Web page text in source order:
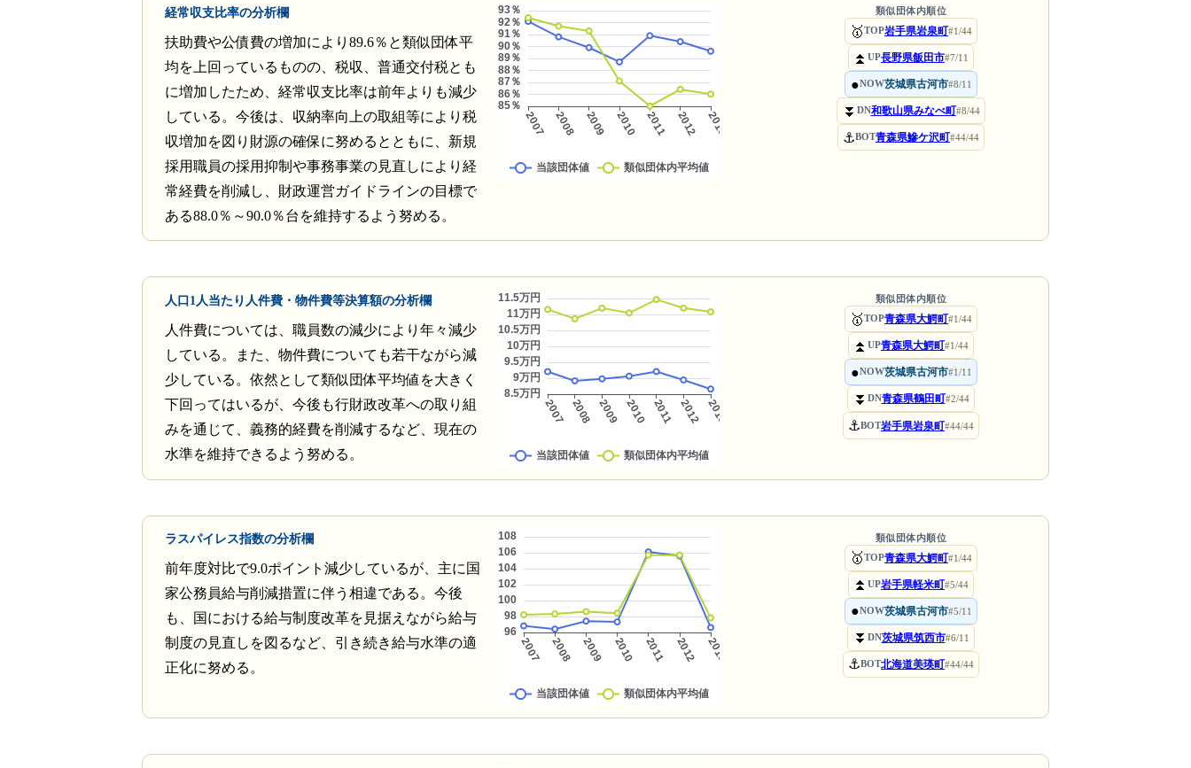
経常収支比率の分析欄
扶助費や公債費の増加により89.6％と類似団体平
均を上回っているものの、税収、普通交付税とも
に増加したため、経常収支比率は前年よりも減少
している。今後は、収納率向上の取組等により税
収増加を図り財源の確保に努めるとともに、新規
採用職員の採用抑制や事務事業の見直しにより経
常経費を削減し、財政運営ガイドラインの目標で
ある88.0％～90.0％台を維持するよう努める。
類似団体内順位
🥇TOP岩手県岩泉町#1/44
⏫ UP長野県飯田市#7/11
●NOW茨城県古河市#8/11
⏬ DN和歌山県みなべ町#8/44
⚓BOT青森県鰺ケ沢町#44/44
人口1人当たり人件費・物件費等決算額の分析欄
人件費については、職員数の減少により年々減少
している。また、物件費についても若干ながら減
少している。依然として類似団体平均値を大きく
下回ってはいるが、今後も行財政改革への取り組
みを通じて、義務的経費を削減するなど、現在の
水準を維持できるよう努める。
類似団体内順位
🥇TOP青森県大鰐町#1/44
⏫ UP青森県大鰐町#1/44
●NOW茨城県古河市#1/11
⏬ DN青森県鶴田町#2/44
⚓BOT岩手県岩泉町#44/44
ラスパイレス指数の分析欄
前年度対比で9.0ポイント減少しているが、主に国
家公務員給与削減措置に伴う相違である。今後
も、国における給与制度改革を見据えながら給与
制度の見直しを図るなど、引き続き給与水準の適
正化に努める。
類似団体内順位
🥇TOP青森県大鰐町#1/44
⏫ UP岩手県軽米町#5/44
●NOW茨城県古河市#5/11
⏬ DN茨城県筑西市#6/11
⚓BOT北海道美瑛町#44/44